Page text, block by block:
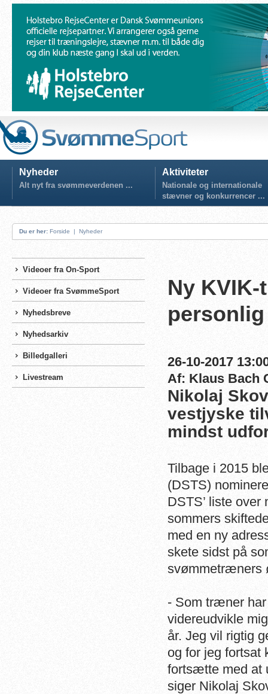
Nyheder
Alt nyt fra svømmeverdenen ...
Aktiviteter
Nationale og internationale
stævner og konkurrencer ...
Du er her: Forside | Nyheder
Videoer fra On-Sport
Videoer fra SvømmeSport
Nyhedsbreve
Nyhedsarkiv
Billedgalleri
Livestream
Ny
26-10-2017
Af: Klaus Bach
Nikolaj
vestjyske
mindst
Tilbage i 2015
(DSTS)
DSTS’ liste
sommers
med en ny
skete sidst på
svømmetræners
- Som træner
videreudvikle
år. Jeg vil rigtig
og for jeg fortsat
fortsætte med at
siger Nikolaj